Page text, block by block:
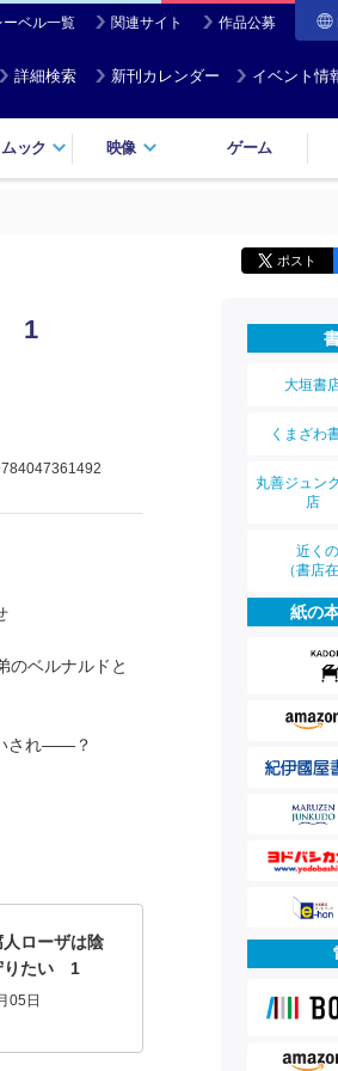
ーベル一覧 関連サイト 作品公募
詳細検索 新刊カレンダー イベント情
ムック 映像 ゲーム
ポスト
1
のベルナルドと
され――？
ローザは陰
りたい 1
05日
大垣書
くまざわ
丸善ジュン
店
近く
（書店
紙の